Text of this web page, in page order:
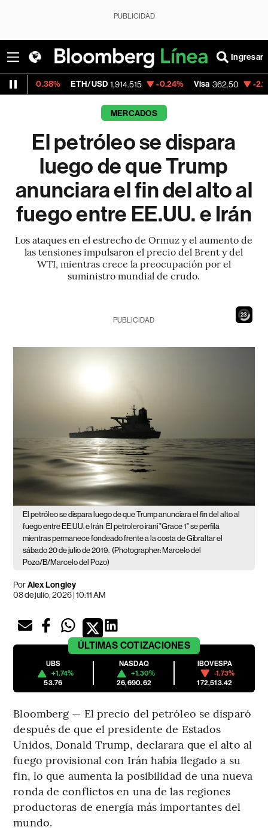
PUBLICIDAD
Ingresar
ETH/USD 1,914.515 -0.24% Visa 362.50 -2.15%
MERCADOS
El petróleo se dispara
luego de que Trump
anunciara el fin del alto al
fuego entre EE.UU. e Irán
Los ataques en el estrecho de Ormuz y el aumento de
las tensiones impulsaron el precio del Brent y del
WTI, mientras crece la preocupación por el
suministro mundial de crudo.
21
PUBLICIDAD
El petróleo se dispara luego de que Trump anunciara el fin del alto al
fuego entre EE.UU. e Irán El petrolero iraní "Grace 1" se perfila
mientras permanece fondeado frente a la costa de Gibraltar el
sábado 20 de julio de 2019. (Photographer: Marcelo del
Pozo/B/Marcelo del Pozo)
PorAlex Longley
08 de julio, 2026 | 10:11 AM
ÚLTIMAS COTIZACIONES
UBS
+1.74%
53.76
NASDAQ
+1.30%
26,690.62
IBOVESPA
-1.73%
172,513.42
Bloomberg — El precio del petróleo se disparó
después de que el presidente de Estados
Unidos, Donald Trump, declarara que el alto al
fuego provisional con Irán había llegado a su
fin, lo que aumenta la posibilidad de una nueva
ronda de conflictos en una de las regiones
productoras de energía más importantes del
mundo.